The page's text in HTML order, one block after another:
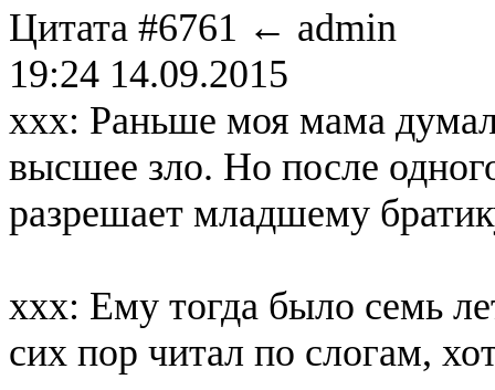
Цитата #6761 ← admin
19:24 14.09.2015
ххх: Раньше моя мама
высшее зло. Но после
разрешает младшему
ххх: Ему тогда было семь
сих пор читал по слогам,